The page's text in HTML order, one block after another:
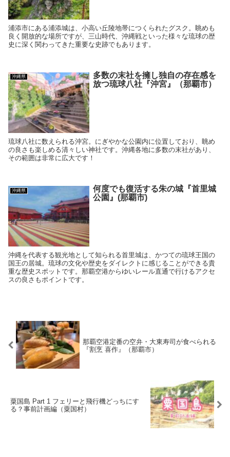
浦添市にある浦添城は、小高い丘陵地帯につくられたグスク。眺めも
良く開放的な場所ですが、三山時代、沖縄戦といった様々な琉球の歴
史に深く関わってきた重要な史跡でもあります。
沖縄県
多数の末社を擁し独自の存在感を
放つ琉球八社『沖宮』（那覇市）
琉球八社に数えられる沖宮。にぎやかな公園内に位置しており、眺め
の良さも楽しめる清々しい神社です。沖縄各地に多数の末社があり、
その範囲は非常に広大です！
沖縄県
何度でも復活する朱の城『首里城
公園』(那覇市)
沖縄を代表する観光地として知られる首里城は、かつての琉球王国の
国王の居城。琉球の文化や歴史をダイレクトに感じることができる貴
重な歴史スポットです。那覇空港からゆいレール直通で行けるアクセ
スの良さもポイントです。
那覇空港定番の空弁・大東寿司が食べられる
『割烹 喜作』（那覇市）
粟国島 Part 1 フェリーと飛行機どっちにす
る？事前計画編（粟国村）